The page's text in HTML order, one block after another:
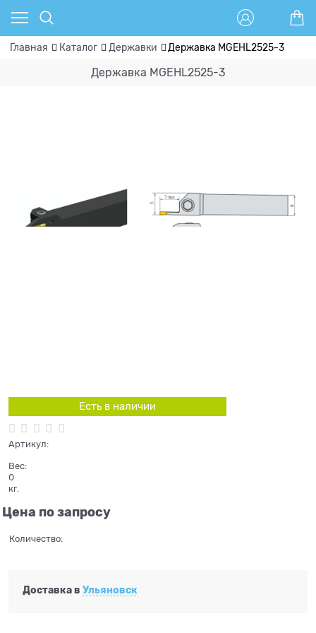
Главная Каталог Державки Державка MGEHL2525-3
Державка MGEHL2525-3
Есть в наличии
Артикул:
Вес:
0
кг.
Цена по запросу
Количество:
Доставка в Ульяновск